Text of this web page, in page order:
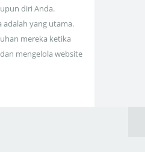
diri Anda.
adalah yang utama.
mereka ketika
mengelola website